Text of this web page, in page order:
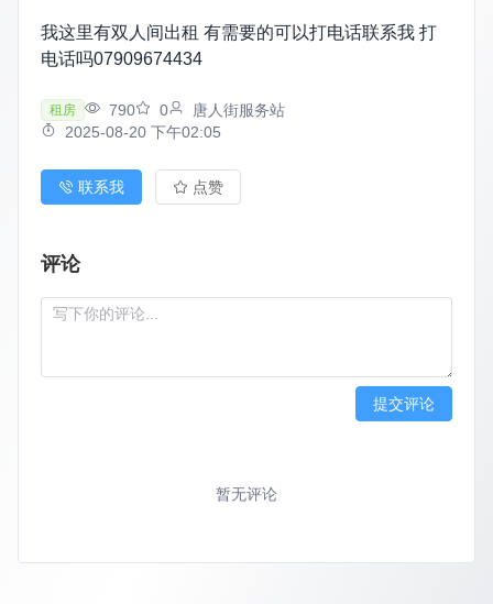
我这里有双人间出租 有需要的可以打电话联系我 打
电话吗07909674434
租房 790 0
唐人街服务站
2025-08-20 下午02:05
联系我 点赞
评论
提交评论
暂无评论